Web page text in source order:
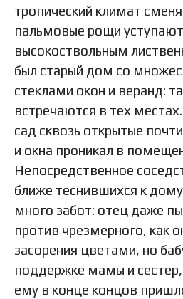
тропический климат
пальмовые рощи
высокоствольным
был старый дом со
стеклами окон и веранд:
встречаются в тех
сад сквозь открытые
и окна проникал в
Непосредственное
ближе теснившихся к
много забот: отец даже
против чрезмерного, как
засорения цветами, но
поддержке мамы и
ему в конце концов